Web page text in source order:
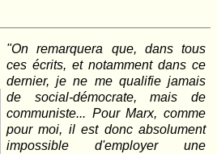
"On remarquera que, dans tous
ces écrits, et notamment dans ce
dernier, je ne me qualifie jamais
de social-démocrate, mais de
communiste... Pour Marx, comme
pour moi, il est donc absolument
impossible d'employer une